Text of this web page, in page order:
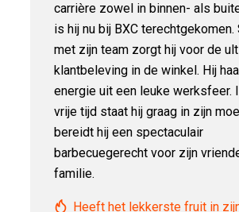
carrière zowel in binnen- als
is hij nu bij BXC terechtgekomen.
met zijn team zorgt hij voor de
klantbeleving in de winkel. Hij
energie uit een leuke werksfeer.
vrije tijd staat hij graag in zijn
bereidt hij een spectaculair
barbecuegerecht voor zijn
familie.
Heeft het lekkerste fruit in